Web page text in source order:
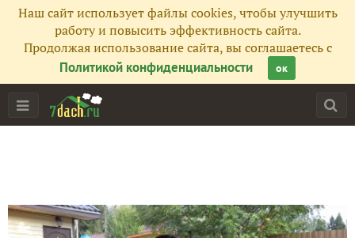
Наш сайт использует файлы cookies, чтобы улучшить
работу и повысить эффективность сайта.
Продолжая использование сайта, вы соглашаетесь с
Политикой конфиденциальности
ок
Главная
Фото 260